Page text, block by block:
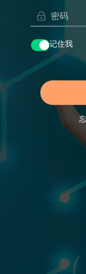
记住我